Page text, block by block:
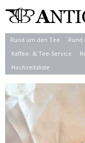
Rund um den Tee Rund
Kaffee- & Tee-Service
Hochzeitsliste